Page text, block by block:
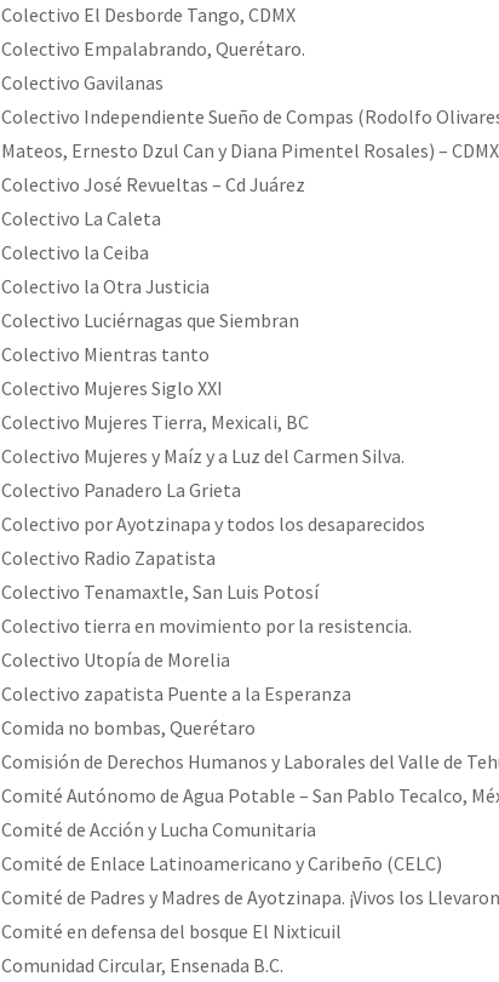
Colectivo El Desborde Tango, CDMX
Colectivo Empalabrando, Querétaro.
Colectivo Gavilanas
Colectivo Independiente Sueño de Compas (Rodolfo
Mateos, Ernesto Dzul Can y Diana Pimentel Rosales) –
Colectivo José Revueltas – Cd Juárez
Colectivo La Caleta
Colectivo la Ceiba
Colectivo la Otra Justicia
Colectivo Luciérnagas que Siembran
Colectivo Mientras tanto
Colectivo Mujeres Siglo XXI
Colectivo Mujeres Tierra, Mexicali, BC
Colectivo Mujeres y Maíz y a Luz del Carmen Silva.
Colectivo Panadero La Grieta
Colectivo por Ayotzinapa y todos los desaparecidos
Colectivo Radio Zapatista
Colectivo Tenamaxtle, San Luis Potosí
Colectivo tierra en movimiento por la resistencia.
Colectivo Utopía de Morelia
Colectivo zapatista Puente a la Esperanza
Comida no bombas, Querétaro
Comisión de Derechos Humanos y Laborales del Valle de
Comité Autónomo de Agua Potable – San Pablo Tecalco,
Comité de Acción y Lucha Comunitaria
Comité de Enlace Latinoamericano y Caribeño (CELC)
Comité de Padres y Madres de Ayotzinapa. ¡Vivos los
Comité en defensa del bosque El Nixticuil
Comunidad Circular, Ensenada B.C.